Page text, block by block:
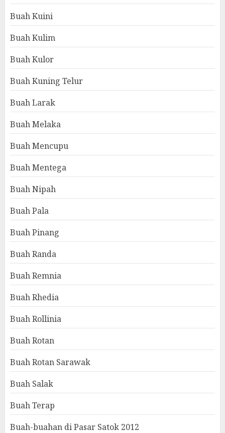
Buah Kuini
Buah Kulim
Buah Kulor
Buah Kuning Telur
Buah Larak
Buah Melaka
Buah Mencupu
Buah Mentega
Buah Nipah
Buah Pala
Buah Pinang
Buah Randa
Buah Remnia
Buah Rhedia
Buah Rollinia
Buah Rotan
Buah Rotan Sarawak
Buah Salak
Buah Terap
Buah-buahan di Pasar Satok 2012